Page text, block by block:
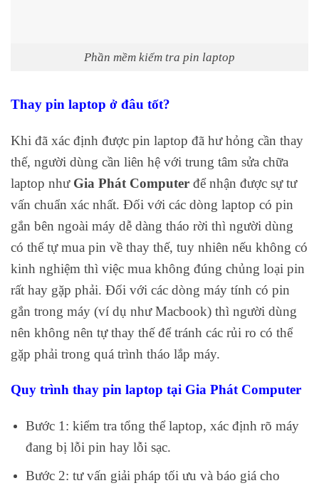
Phần mềm kiểm tra pin laptop
Thay pin laptop ở đâu tốt?
Khi đã xác định được pin laptop đã hư hỏng cần thay
thế, người dùng cần liên hệ với trung tâm sửa chữa
laptop như Gia Phát Computer để nhận được sự tư
vấn chuẩn xác nhất. Đối với các dòng laptop có pin
gắn bên ngoài máy dễ dàng tháo rời thì người dùng
có thể tự mua pin về thay thế, tuy nhiên nếu không có
kinh nghiệm thì việc mua không đúng chủng loại pin
rất hay gặp phải. Đối với các dòng máy tính có pin
gắn trong máy (ví dụ như Macbook) thì người dùng
nên không nên tự thay thế để tránh các rủi ro có thể
gặp phải trong quá trình tháo lắp máy.
Quy trình thay pin laptop tại Gia Phát Computer
Bước 1: kiểm tra tổng thể laptop, xác định rõ máy
đang bị lỗi pin hay lỗi sạc.
Bước 2: tư vấn giải pháp tối ưu và báo giá cho